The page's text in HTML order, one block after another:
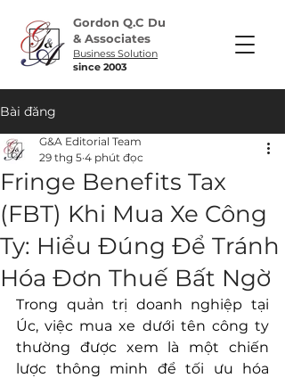
Gordon Q.C Du
& Associates
Business Solution
​since 2003
Bài đăng
Fringe Benefits Tax
(FBT) Khi Mua Xe Công
Ty: Hiểu Đúng Để Tránh
Hóa Đơn Thuế Bất Ngờ
G&A Editorial Team
29 thg 5 4 phút đọc
Trong quản trị doanh nghiệp tại
Úc, việc mua xe dưới tên công ty
thường được xem là một chiến
lược thông minh để tối ưu hóa